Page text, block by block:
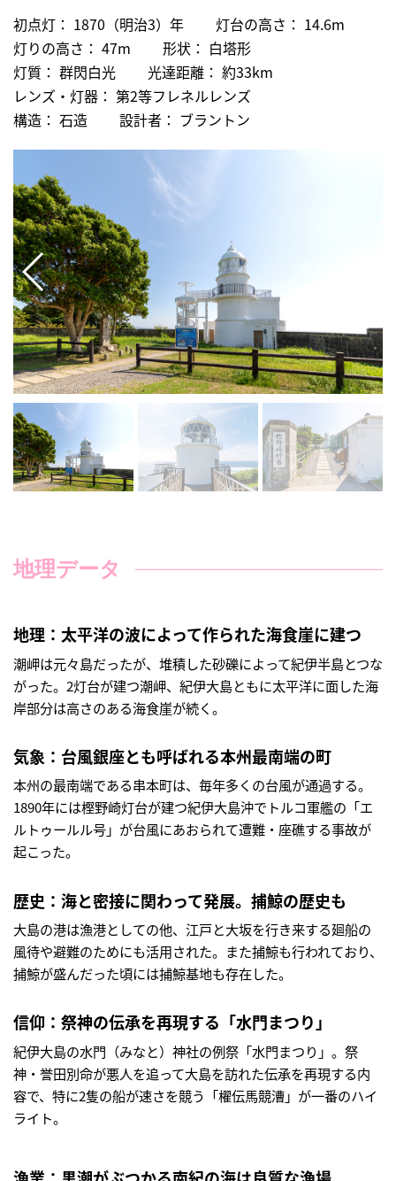
初点灯： 1870（明治3）年
灯台の高さ： 14.6m
灯りの高さ： 47m
形状： 白塔形
灯質： 群閃白光
光達距離： 約33km
レンズ・灯器： 第2等フレネルレンズ
構造： 石造
設計者： ブラントン
地理データ
地理：太平洋の波によって作られた海食崖に建つ
潮岬は元々島だったが、堆積した砂礫によって紀伊半島とつな
がった。2灯台が建つ潮岬、紀伊大島ともに太平洋に面した海
岸部分は高さのある海食崖が続く。
気象：台風銀座とも呼ばれる本州最南端の町
本州の最南端である串本町は、毎年多くの台風が通過する。
1890年には樫野崎灯台が建つ紀伊大島沖でトルコ軍艦の「エ
ルトゥールル号」が台風にあおられて遭難・座礁する事故が
起こった。
歴史：海と密接に関わって発展。捕鯨の歴史も
大島の港は漁港としての他、江戸と大坂を行き来する廻船の
風待や避難のためにも活用された。また捕鯨も行われており、
捕鯨が盛んだった頃には捕鯨基地も存在した。
信仰：祭神の伝承を再現する「水門まつり」
紀伊大島の水門（みなと）神社の例祭「水門まつり」。祭
神・誉田別命が悪人を追って大島を訪れた伝承を再現する内
容で、特に2隻の船が速さを競う「櫂伝馬競漕」が一番のハイ
ライト。